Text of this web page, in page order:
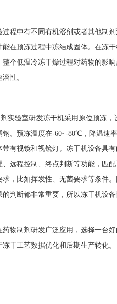
过程中有不同有机溶剂或者其他制
能在预冻过程中冻结成固体。在冻
个低温冷冻干燥过程对药物的影
性。
验室研发冻干机采用原位预冻，
钢。预冻温度在-60~-80℃，降温速
带有视镜和视镜灯。冻干机设备具
、远程控制、终点判断等功能，匹
求，比如挥发性、无菌要求等条件
的判断都非常重要，所以冻干机设
药物制剂研发广泛应用，选择一台
干工艺数据优化和后期生产转化。